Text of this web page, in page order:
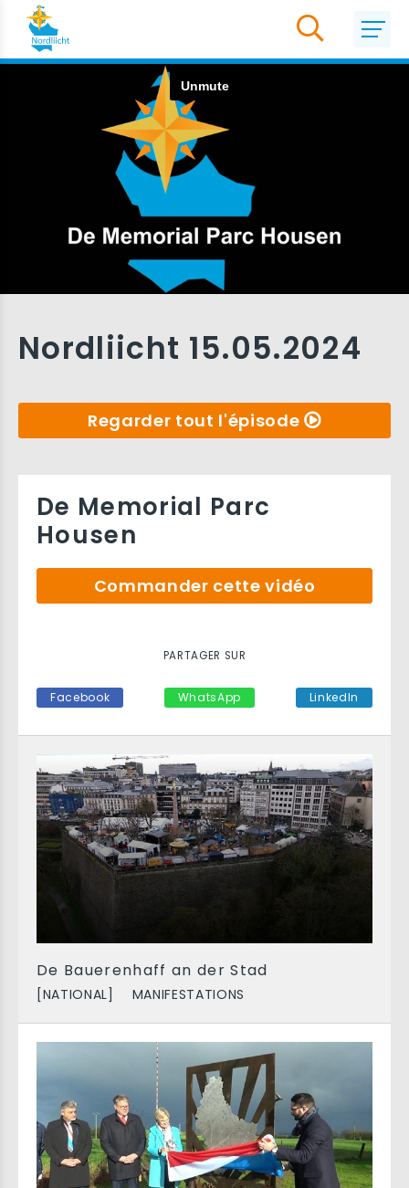
Nordliicht 15.05.2024
Regarder tout l'épisode
De Bauerenhaff an der Stad
[NATIONAL] MANIFESTATIONS
De Memorial Parc
Housen
Commander cette vidéo
PARTAGER SUR
Facebook WhatsApp LinkedIn